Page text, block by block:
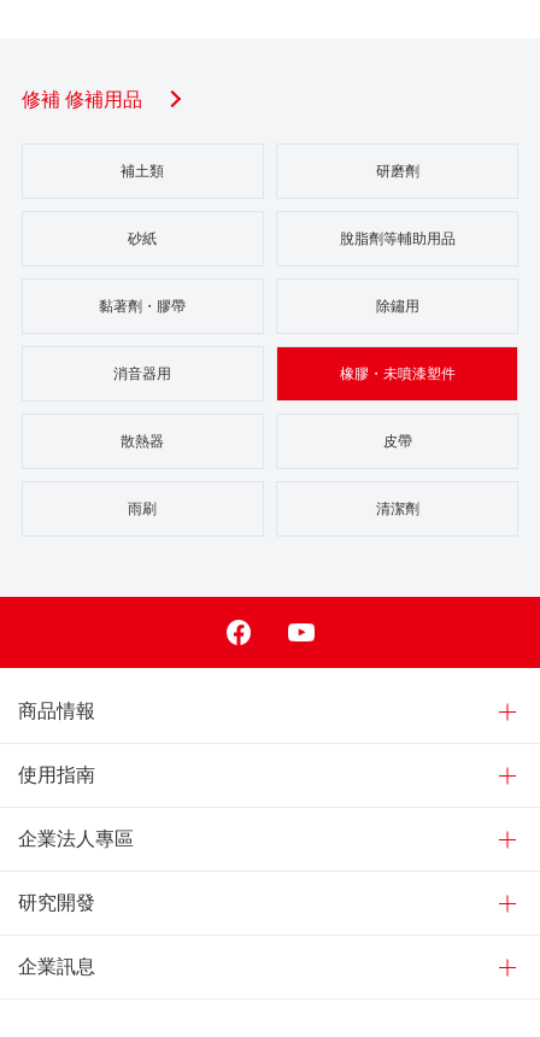
修補 修補用品
補土類 研磨劑
砂紙 脫脂劑等輔助用品
黏著劑・膠帶 除鏽用
消音器用 橡膠・未噴漆塑件
散熱器 皮帶
雨刷 清潔劑
商品情報
使用指南
企業法人專區
研究開發
企業訊息